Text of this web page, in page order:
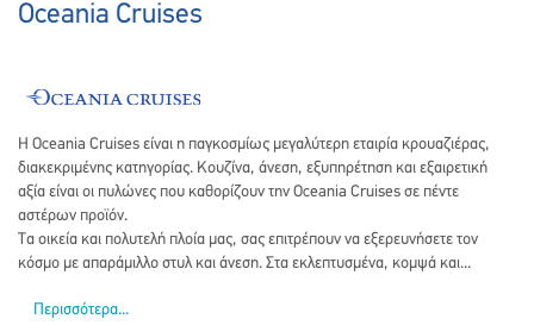
Oceania Cruises
Η Oceania Cruises είναι η παγκοσμίως μεγαλύτερη εταιρία κρουαζιέρας,
διακεκριμένης κατηγορίας. Κουζίνα, άνεση, εξυπηρέτηση και εξαιρετική
αξία είναι οι πυλώνες που καθορίζουν την Oceania Cruises σε πέντε
αστέρων προϊόν.
Τα οικεία και πολυτελή πλοία μας, σας επιτρέπουν να εξερευνήσετε τον
κόσμο με απαράμιλλο στυλ και άνεση. Στα εκλεπτυσμένα, κομψά και...
Περισσότερα...